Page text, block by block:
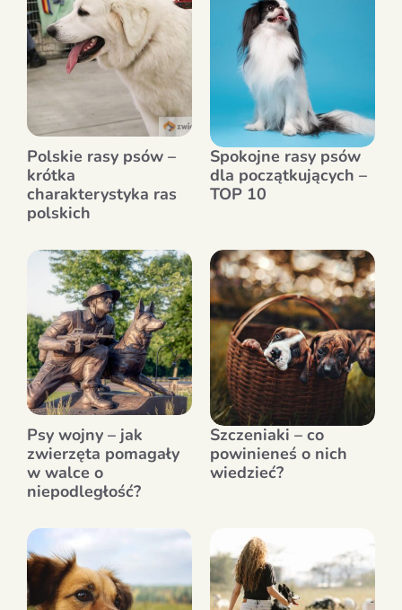
Polskie rasy psów –
krótka
charakterystyka ras
polskich
Spokojne rasy psów
dla początkujących –
TOP 10
Psy wojny – jak
zwierzęta pomagały
w walce o
niepodległość?
Szczeniaki – co
powinieneś o nich
wiedzieć?